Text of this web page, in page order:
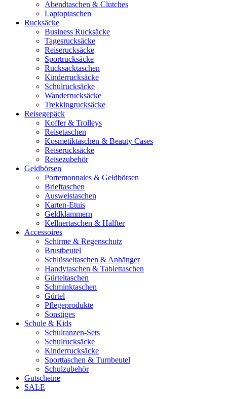
Abendtaschen & Clutches
Laptoptaschen
Rucksäcke
Business Rucksäcke
Tagesrucksäcke
Reiserucksäcke
Sportrucksäcke
Rucksacktaschen
Kinderrucksäcke
Schulrucksäcke
Wanderrucksäcke
Trekkingrucksäcke
Reisegepäck
Koffer & Trolleys
Reisetaschen
Kosmetiktaschen & Beauty Cases
Reiserucksäcke
Reisezubehör
Geldbörsen
Portemonnaies & Geldbörsen
Brieftaschen
Ausweistaschen
Karten-Etuis
Geldklammern
Kellnertaschen & Halfter
Accessoires
Schirme & Regenschutz
Brustbeutel
Schlüsseltaschen & Anhänger
Handytaschen & Tablettaschen
Gürteltaschen
Schminktaschen
Gürtel
Pflegeprodukte
Sonstiges
Schule & Kids
Schulranzen-Sets
Schulrucksäcke
Kinderrucksäcke
Sporttaschen & Turnbeutel
Schulzubehör
Gutscheine
SALE